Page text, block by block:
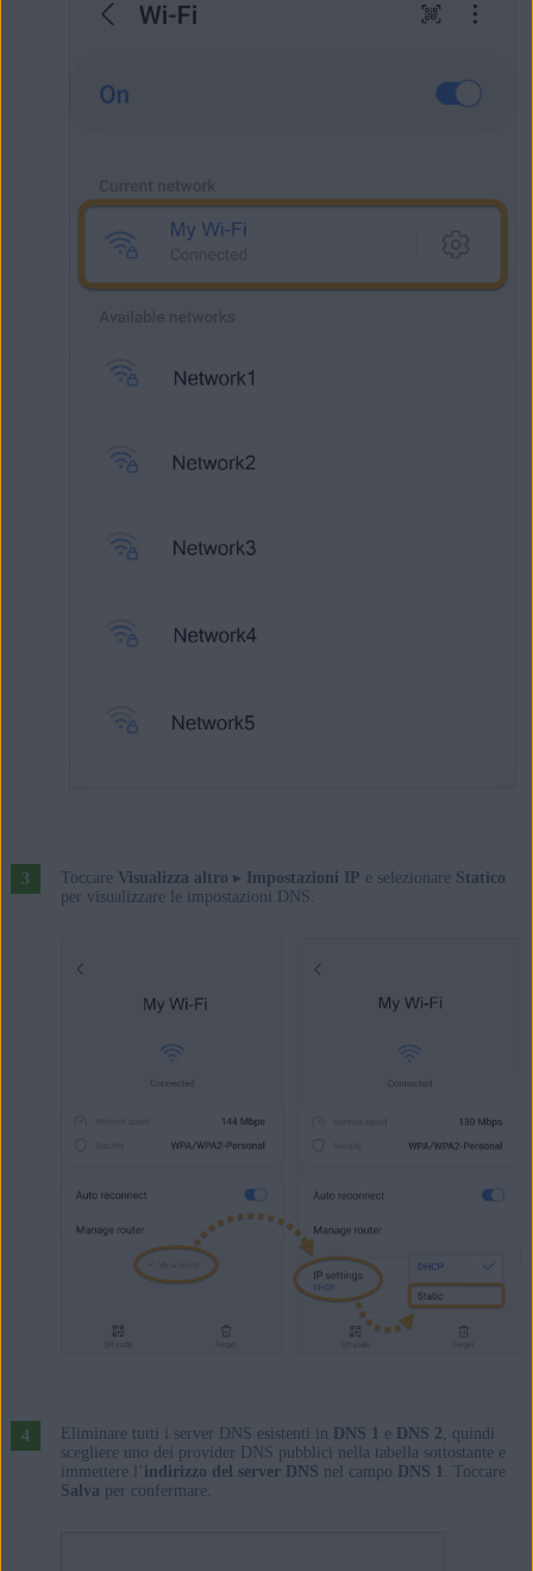
Toccare Visualizza altro ▸ Impostazioni IP e selezionare Statico
per visualizzare le impostazioni DNS.
Eliminare tutti i server DNS esistenti in DNS 1 e DNS 2, quindi
scegliere uno dei provider DNS pubblici nella tabella sottostante e
immettere l’ indirizzo del server DNS nel campo DNS 1 . Toccare
Salva per confermare.